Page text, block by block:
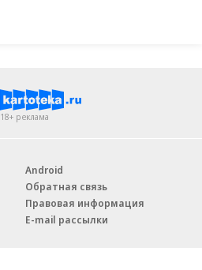
18+ реклама
Android
Обратная связь
Правовая информация
E-mail рассылки